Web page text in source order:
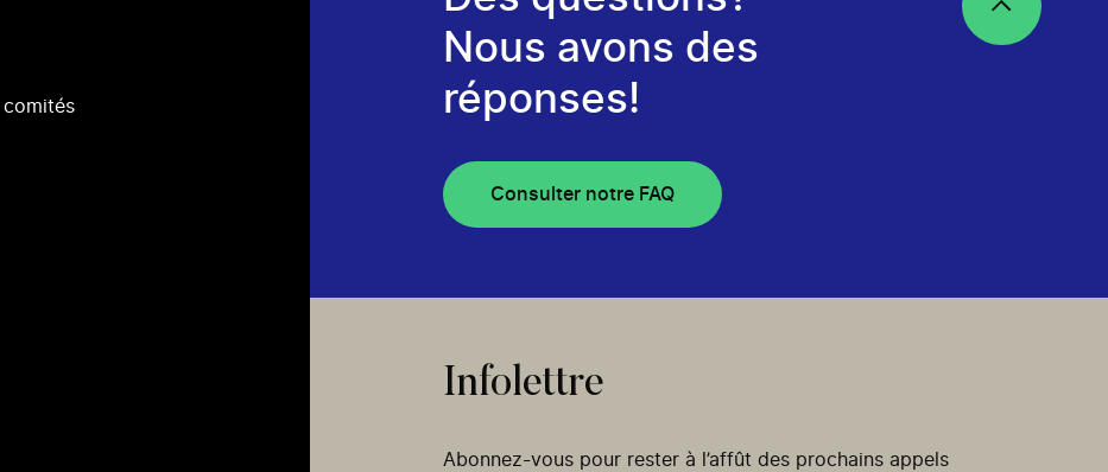
comités
Nous avons des
réponses!
Consulter notre FAQ
Infolettre
Abonnez-vous pour rester à l’affût des prochains appels